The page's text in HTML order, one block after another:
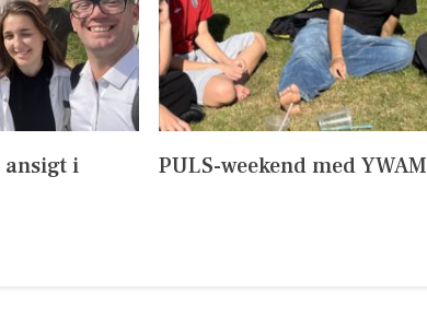
ansigt i
PULS-weekend med YWAM